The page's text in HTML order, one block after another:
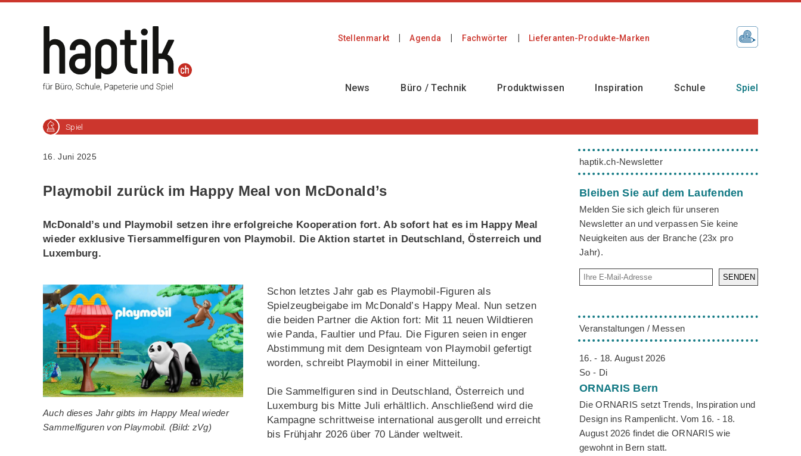
Stellenmarkt Agenda Fachwörter Lieferanten-Produkte-Marken
News Büro / Technik Produktwissen Inspiration Schule Spiel
Spiel
16. Juni 2025
Playmobil zurück im Happy Meal von McDonald’s
McDonald’s und Playmobil setzen ihre erfolgreiche Kooperation fort. Ab sofort hat es im Happy Meal
wieder exklusive Tiersammelfiguren von Playmobil. Die Aktion startet in Deutschland, Österreich und
Luxemburg.
Auch dieses Jahr gibts im Happy Meal wieder
Sammelfiguren von Playmobil. (Bild: zVg)
Schon letztes Jahr gab es Playmobil-Figuren als
Spielzeugbeigabe im McDonald’s Happy Meal. Nun setzen
die beiden Partner die Aktion fort: Mit 11 neuen Wildtieren
wie Panda, Faultier und Pfau. Die Figuren seien in enger
Abstimmung mit dem Designteam von Playmobil gefertigt
worden, schreibt Playmobil in einer Mitteilung.
Die Sammelfiguren sind in Deutschland, Österreich und
Luxemburg bis Mitte Juli erhältlich. Anschließend wird die
Kampagne schrittweise international ausgerollt und erreicht
bis Frühjahr 2026 über 70 Länder weltweit.
haptik.ch-Newsletter
Bleiben Sie auf dem Laufenden
Melden Sie sich gleich für unseren
Newsletter an und verpassen Sie keine
Neuigkeiten aus der Branche (23x pro
Jahr).
SENDEN
Veranstaltungen / Messen
16. - 18. August 2026
So - Di
ORNARIS Bern
Die ORNARIS setzt Trends, Inspiration und
Design ins Rampenlicht. Vom 16. - 18.
August 2026 findet die ORNARIS wie
gewohnt in Bern statt.